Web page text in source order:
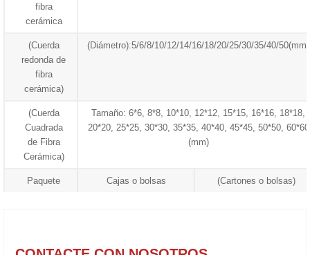
fibra
cerámica
(Cuerda
redonda de
fibra
cerámica)
(Diámetro):5/6/8/10/12/14/16/18/20/25/30/35/40/50(mm)
(Cuerda
Cuadrada
de Fibra
Cerámica)
Tamaño: 6*6, 8*8, 10*10, 12*12, 15*15, 16*16, 18*18,
20*20, 25*25, 30*30, 35*35, 40*40, 45*45, 50*50, 60*60
(mm)
Paquete Cajas o bolsas (Cartones o bolsas)